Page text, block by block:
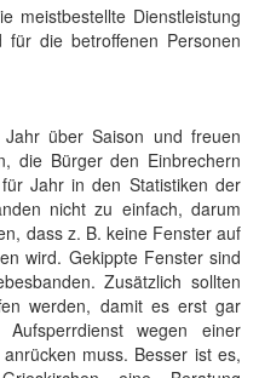
meistbestellte Dienstleistung
die betroffenen Personen
über Saison und freuen
die Bürger den Einbrechern
Jahr in den Statistiken der
nicht zu einfach, darum
dass z. B. keine Fenster auf
wird. Gekippte Fenster sind
Zusätzlich sollten
werden, damit es erst gar
wegen einer
muss. Besser ist es,